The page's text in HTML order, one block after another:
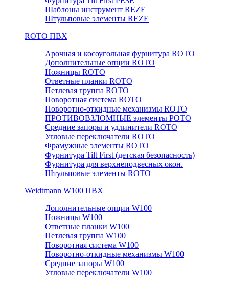
Шаблоны инструмент REZE
Штульповые элементы REZE
RОTO ПВХ
Арочная и косоугольная фурнитура ROTO
Дополнительные опции ROTO
Ножницы ROTO
Ответные планки ROTO
Петлевая группа ROTO
Поворотная система ROTO
Поворотно-откидные механизмы ROTO
ПРОТИВОВЗЛОМНЫЕ элементы РОТО
Средние запоры и удлинители ROTO
Угловые переключатели ROTO
Фрамужные элементы ROTO
Фурнитура Tilt First (детская безопасность)
Фурнитура для верхнеподвесных окон.
Штульповые элементы ROTO
Weidtmann W100 ПВХ
Дополнительные опции W100
Ножницы W100
Ответные планки W100
Петлевая группа W100
Поворотная система W100
Поворотно-откидные механизмы W100
Средние запоры W100
Угловые переключатели W100